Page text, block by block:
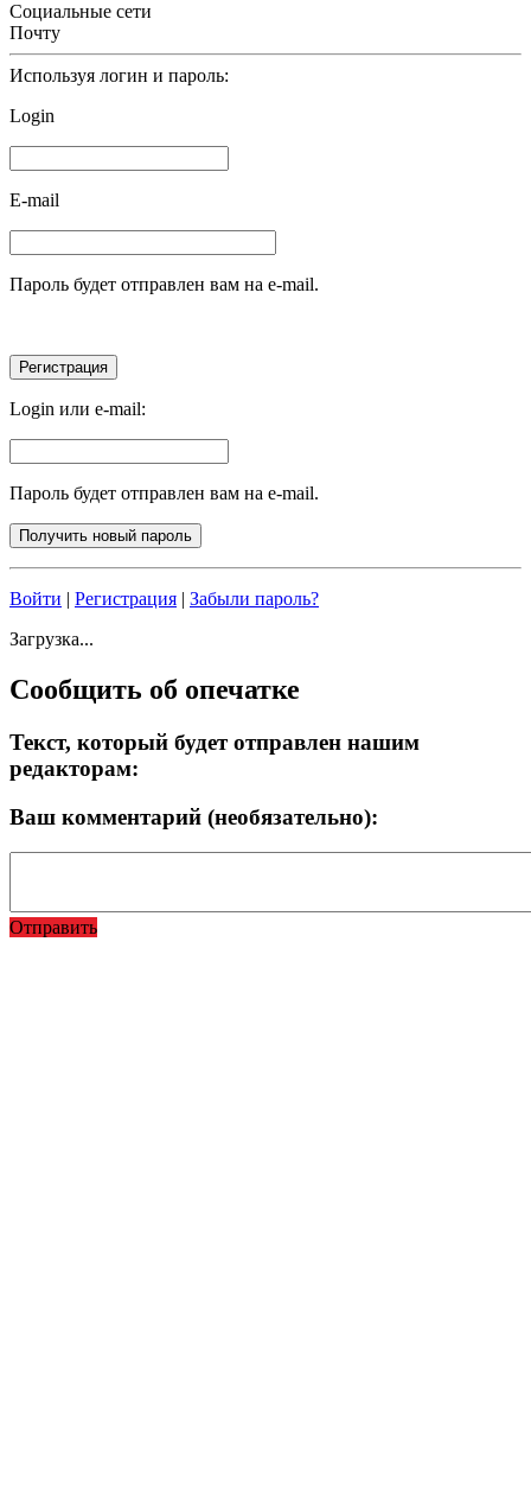
Социальные сети
Почту
Используя логин и пароль:
Login
E-mail
Пароль будет отправлен вам на e-mail.
Login или e-mail:
Пароль будет отправлен вам на e-mail.
Войти | Регистрация | Забыли пароль?
Загрузка...
Сообщить об опечатке
Текст, который будет отправлен нашим
редакторам:
Ваш комментарий (необязательно):
Отправить